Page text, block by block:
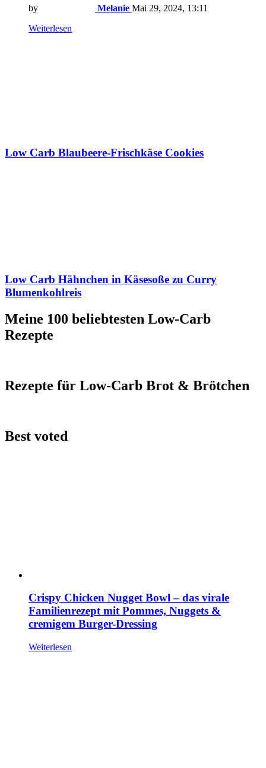
by Melanie Mai 29, 2024, 13:11
Weiterlesen
Low Carb Blaubeere-Frischkäse Cookies
Low Carb Hähnchen in Käsesoße zu Curry
Blumenkohlreis
Meine 100 beliebtesten Low-Carb
Rezepte
Rezepte für Low-Carb Brot & Brötchen
Best voted
Crispy Chicken Nugget Bowl – das virale
Familienrezept mit Pommes, Nuggets &
cremigem Burger-Dressing
Weiterlesen